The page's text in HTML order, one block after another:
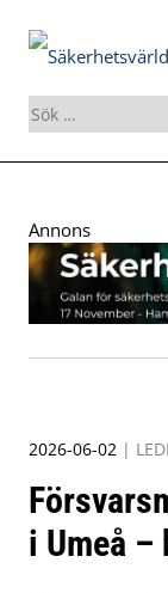
Sök
efter:
to
content
Annons
2026-06-02 |
i Umeå –